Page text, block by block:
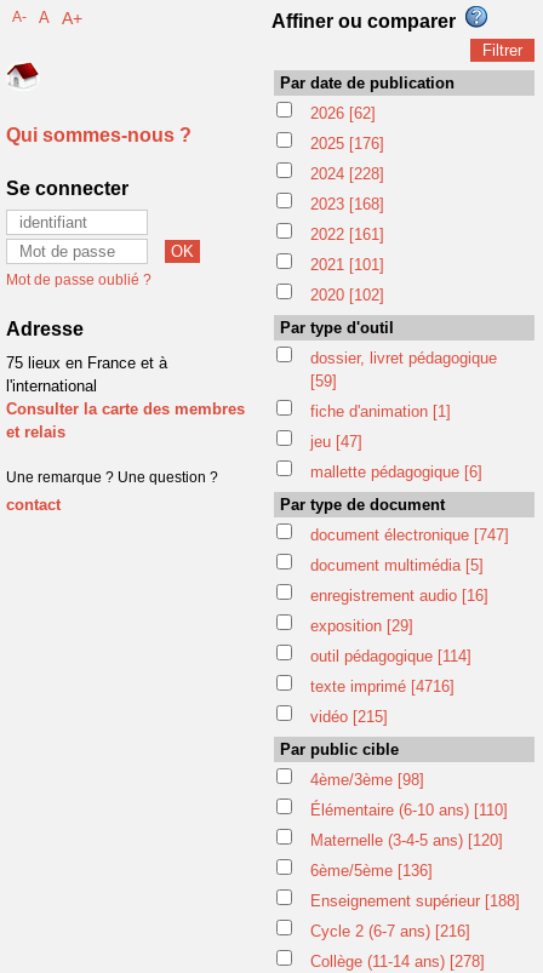
A- A A+
Qui sommes-nous ?
Se connecter
Mot de passe oublié ?
Adresse
75 lieux en France et à
l'international
Consulter la carte des membres
et relais
Une remarque ? Une question ?
contact
Affiner ou comparer
Par date de publication
2026 [62]
2025 [176]
2024 [228]
2023 [168]
2022 [161]
2021 [101]
2020 [102]
Par type d'outil
dossier, livret pédagogique
[59]
fiche d'animation [1]
jeu [47]
mallette pédagogique [6]
Par type de document
document électronique [747]
document multimédia [5]
enregistrement audio [16]
exposition [29]
outil pédagogique [114]
texte imprimé [4716]
vidéo [215]
Par public cible
4ème/3ème [98]
Élémentaire (6-10 ans) [110]
Maternelle (3-4-5 ans) [120]
6ème/5ème [136]
Enseignement supérieur [188]
Cycle 2 (6-7 ans) [216]
Collège (11-14 ans) [278]